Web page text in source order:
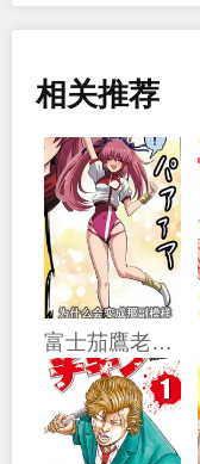
相关推荐
富士茄鷹老師的推特短篇